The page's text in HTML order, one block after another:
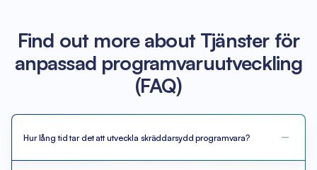
Find out more about Tjänster för
anpassad programvaruutveckling
(FAQ)
Hur lång tid tar det att utveckla skräddarsydd programvara?